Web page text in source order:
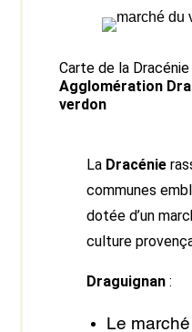
Carte de la
Agglomération
verdon
La Dracénie
communes
dotée d’un
culture
Draguignan :
Le